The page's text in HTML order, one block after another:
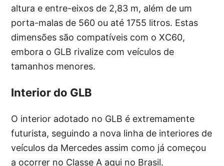
altura e entre-eixos de 2,83 m, além de um
porta-malas de 560 ou até 1755 litros. Estas
dimensões são compatíveis com o XC60,
embora o GLB rivalize com veículos de
tamanhos menores.
Interior do GLB
O interior adotado no GLB é extremamente
futurista, seguindo a nova linha de interiores de
veículos da Mercedes assim como já começou
a ocorrer no Classe A aqui no Brasil.